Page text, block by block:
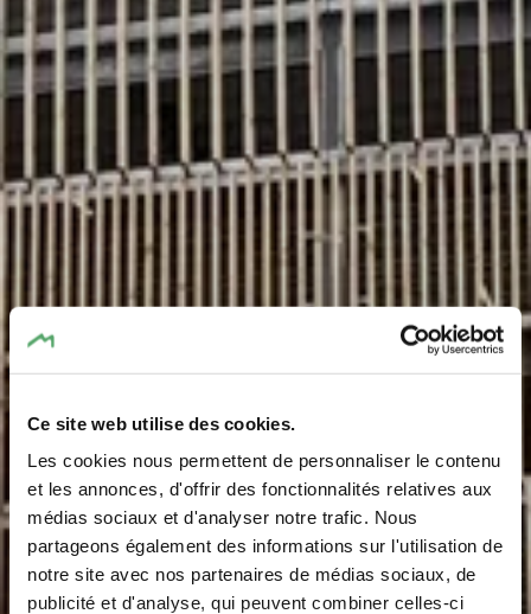
Ce site web utilise des cookies.
Les cookies nous permettent de personnaliser le contenu
et les annonces, d'offrir des fonctionnalités relatives aux
médias sociaux et d'analyser notre trafic. Nous
partageons également des informations sur l'utilisation de
notre site avec nos partenaires de médias sociaux, de
publicité et d'analyse, qui peuvent combiner celles-ci
Parking - Campus
Gare
Wo? L-6440 Echternach